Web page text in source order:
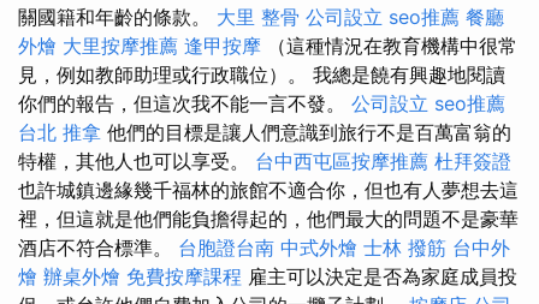
關國籍和年齡的條款。 大里 整骨 公司設立 seo推薦 餐廳
外燴 大里按摩推薦 逢甲按摩 （這種情況在教育機構中很常
見，例如教師助理或行政職位）。 我總是饒有興趣地閱讀
你們的報告，但這次我不能一言不發。 公司設立 seo推薦
台北 推拿 他們的目標是讓人們意識到旅行不是百萬富翁的
特權，其他人也可以享受。 台中西屯區按摩推薦 杜拜簽證
也許城鎮邊緣幾千福林的旅館不適合你，但也有人夢想去這
裡，但這就是他們能負擔得起的，他們最大的問題不是豪華
酒店不符合標準。 台胞證台南 中式外燴 士林 撥筋 台中外
燴 辦桌外燴 免費按摩課程 雇主可以決定是否為家庭成員投